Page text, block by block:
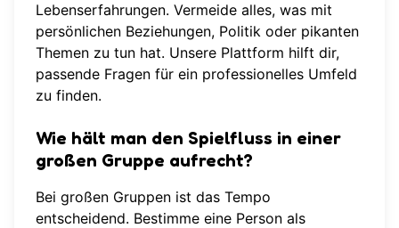
Lebenserfahrungen. Vermeide alles, was mit
persönlichen Beziehungen, Politik oder pikanten
Themen zu tun hat. Unsere Plattform hilft dir,
passende Fragen für ein professionelles Umfeld
zu finden.
Wie hält man den Spielfluss in einer
großen Gruppe aufrecht?
Bei großen Gruppen ist das Tempo
entscheidend. Bestimme eine Person als